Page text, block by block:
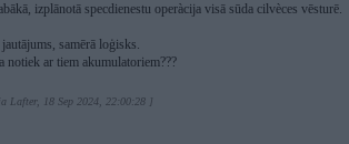
izplānotā specdienestu operàcija visā sūda cilvèces vēsturē.
samērā loģisks.
notiek ar tiem akumulatoriem???
Lafter, 18 Sep 2024, 22:00:28 ]